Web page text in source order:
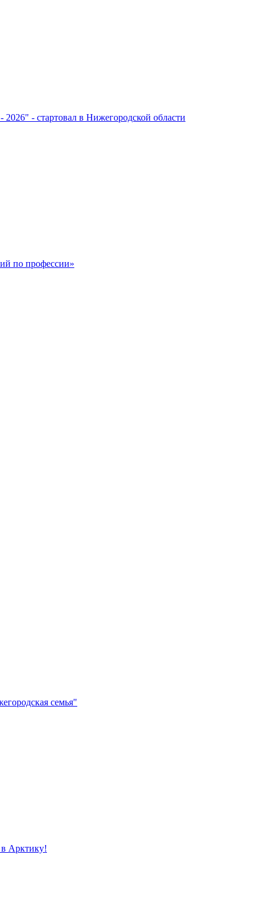
- стартовал в Нижегородской области
по профессии»
семья"
Арктику!